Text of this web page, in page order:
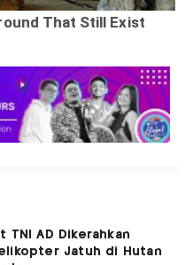
TNI AD Dikerahkan
Jatuh di Hutan